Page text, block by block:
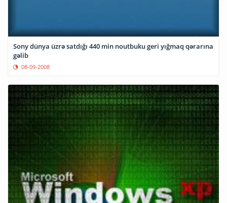
Sony dünya üzrə satdığı 440 min noutbuku geri yığmaq qərarına
gəlib
08-09-2008